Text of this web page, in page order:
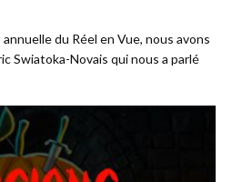
du Réel en Vue, nous avons
Swiatoka-Novais qui nous a parlé